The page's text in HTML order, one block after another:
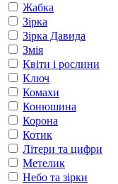
Жабка
Зірка
Зірка Давида
Змія
Квіти і рослини
Ключ
Комахи
Конюшина
Корона
Котик
Літери та цифри
Метелик
Небо та зірки